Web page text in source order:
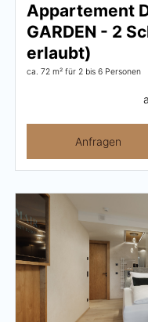
Wellness im
AQUAlpin
DaySPA
Restaurant
Appartement
GARDEN - 2
erlaubt)
ca. 72 m² für 2 bis 6 Personen
Anfragen